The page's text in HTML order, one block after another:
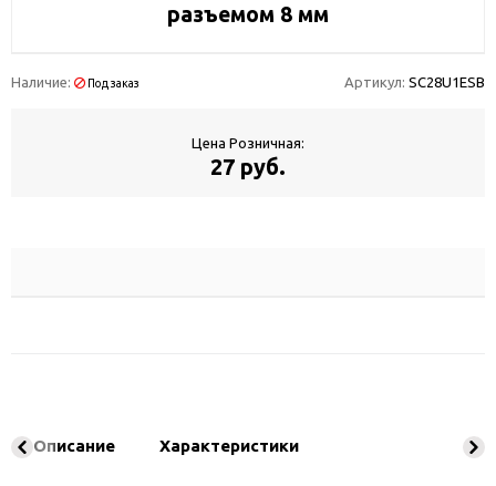
разъемом 8 мм
Наличие: Под заказ Артикул: SC28U1ESB
Цена Розничная:
27 руб.
Описание Характеристики